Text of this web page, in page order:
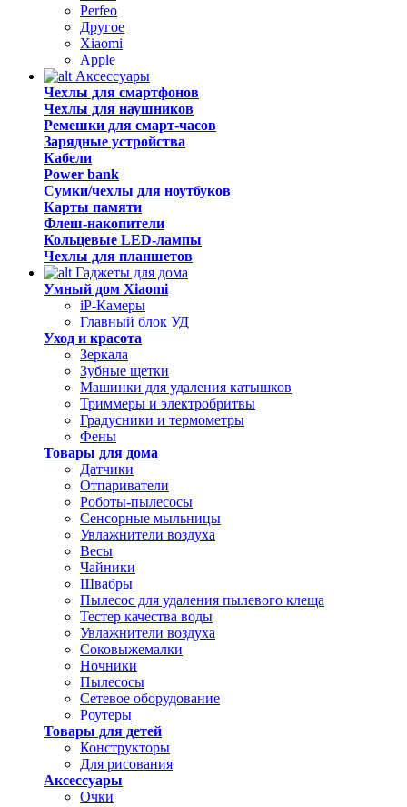
Perfeo
Другое
Xiaomi
Apple
Аксессуары
Чехлы для смартфонов
Чехлы для наушников
Ремешки для смарт-часов
Зарядные устройства
Кабели
Power bank
Сумки/чехлы для ноутбуков
Карты памяти
Флеш-накопители
Кольцевые LED-лампы
Чехлы для планшетов
Гаджеты для дома
Умный дом Xiaomi
iP-Камеры
Главный блок УД
Уход и красота
Зеркала
Зубные щетки
Машинки для удаления катышков
Триммеры и электробритвы
Градусники и термометры
Фены
Товары для дома
Датчики
Отпариватели
Роботы-пылесосы
Сенсорные мыльницы
Увлажнители воздуха
Весы
Чайники
Швабры
Пылесос для удаления пылевого клеща
Тестер качества воды
Увлажнители воздуха
Соковыжемалки
Ночники
Пылесосы
Сетевое оборудование
Роутеры
Товары для детей
Конструкторы
Для рисования
Аксессуары
Очки